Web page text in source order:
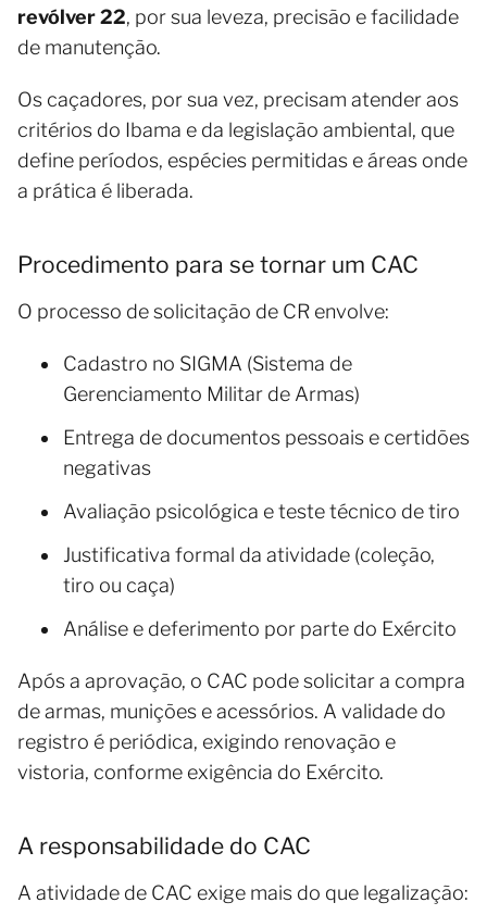
revólver 22, por sua leveza, precisão e facilidade
de manutenção.
Os caçadores, por sua vez, precisam atender aos
critérios do Ibama e da legislação ambiental, que
define períodos, espécies permitidas e áreas onde
a prática é liberada.
Procedimento para se tornar um CAC
O processo de solicitação de CR envolve:
Cadastro no SIGMA (Sistema de
Gerenciamento Militar de Armas)
Entrega de documentos pessoais e certidões
negativas
Avaliação psicológica e teste técnico de tiro
Justificativa formal da atividade (coleção,
tiro ou caça)
Análise e deferimento por parte do Exército
Após a aprovação, o CAC pode solicitar a compra
de armas, munições e acessórios. A validade do
registro é periódica, exigindo renovação e
vistoria, conforme exigência do Exército.
A responsabilidade do CAC
A atividade de CAC exige mais do que legalização: